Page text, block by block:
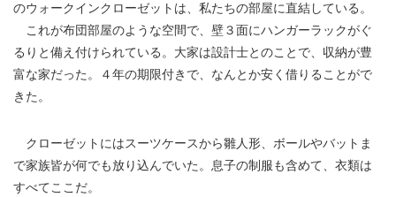
のウォークインクローゼットは、私たちの部屋に直結している。
これが布団部屋のような空間で、壁３面にハンガーラックがぐ
るりと備え付けられている。大家は設計士とのことで、収納が豊
富な家だった。４年の期限付きで、なんとか安く借りることがで
きた。
クローゼットにはスーツケースから雛人形、ボールやバットま
で家族皆が何でも放り込んでいた。息子の制服も含めて、衣類は
すべてここだ。